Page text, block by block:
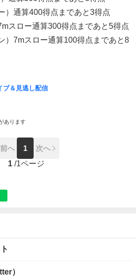
）通算400得点まであと3得点
スロー通算300得点まであと5得点
）7mスロー通算100得点まであと8
ブ＆見逃し配信
あります
前へ 1
次へ
1 /1ページ
）